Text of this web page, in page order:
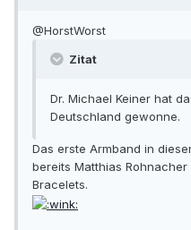
@HorstWorst
Zitat
Dr. Michael Keiner hat
Deutschland gewonne.
Das erste Armband in
bereits Matthias Rohnacher
Bracelets.